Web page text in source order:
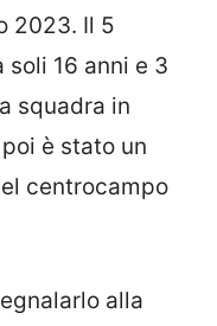
2023. Il 5
16 anni e 3
squadra in
è stato un
centrocampo
alla